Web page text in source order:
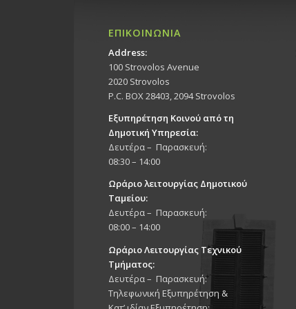
ΕΠΙΚΟΙΝΩΝΙΑ
Address:
100 Strovolos Avenue
2020 Strovolos
P.C. BOX 28403, 2094 Strovolos
Εξυπηρέτηση Κοινού από τη
Δημοτική Υπηρεσία:
Δευτέρα – Παρασκευή:
08:30 – 14:00
Ωράριο λειτουργίας Δημοτικού
Ταμείου:
Δευτέρα – Παρασκευή:
08:00 – 14:00
Ωράριο Λειτουργίας Τεχνικού
Τμήματος:
Δευτέρα – Παρασκευή:
Τηλεφωνική Εξυπηρέτηση &